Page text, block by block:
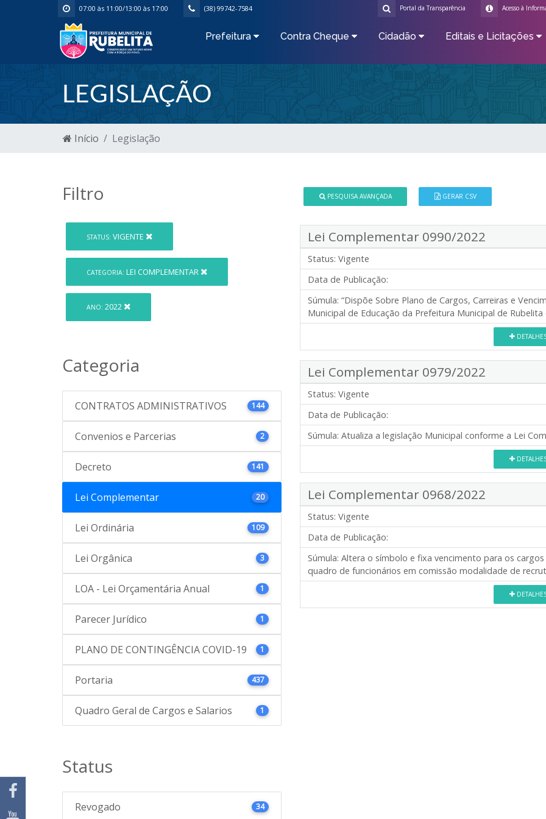
07:00 às 11:00/13:00 às 17:00 (38) 99742-7584 Acesso à
Portal da Transparência
Prefeitura Contra Cheque Cidadão Editais e Licitações
LEGISLAÇÃO
Início Legislação
Filtro
STATUS: VIGENTE
CATEGORIA: LEI COMPLEMENTAR
ANO: 2022
Categoria
CONTRATOS ADMINISTRATIVOS 144
Convenios e Parcerias 2
Decreto 141
Lei Complementar 20
Lei Ordinária 109
Lei Orgânica 3
LOA - Lei Orçamentária Anual 1
Parecer Jurídico 1
PLANO DE CONTINGÊNCIA COVID-19 1
Portaria 437
Quadro Geral de Cargos e Salarios 1
Status
Revogado 34
PESQUISA AVANÇADA GERAR CSV
Lei Complementar 0990/2022
Status: Vigente
Data de Publicação:
Súmula: “Dispõe Sobre Plano de Cargos, Carreiras e
Municipal de Educação da Prefeitura Municipal de Rubelita
Lei Complementar 0979/2022
Status: Vigente
Data de Publicação:
Súmula: Atualiza a legislação Municipal conforme a Lei
Lei Complementar 0968/2022
Status: Vigente
Data de Publicação:
Súmula: Altera o símbolo e fixa vencimento para os
quadro de funcionários em comissão modalidade de